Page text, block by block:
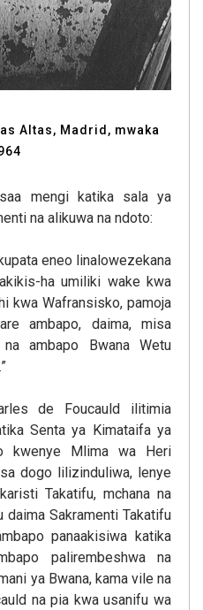
Altas, Madrid, mwaka
mengi katika sala ya
na alikuwa na ndoto:
eneo linalowezekana
ha umiliki wake kwa
kwa Wafransisko, pamoja
ambapo, daima, misa
ambapo Bwana Wetu
de Foucauld ilitimia
Senta ya Kimataifa ya
kwenye Mlima wa Heri
dogo lilizinduliwa, lenye
Takatifu, mchana na
daima Sakramenti Takatifu
panaakisiwa katika
palirembeshwa na
ya Bwana, kama vile na
na pia kwa usanifu wa